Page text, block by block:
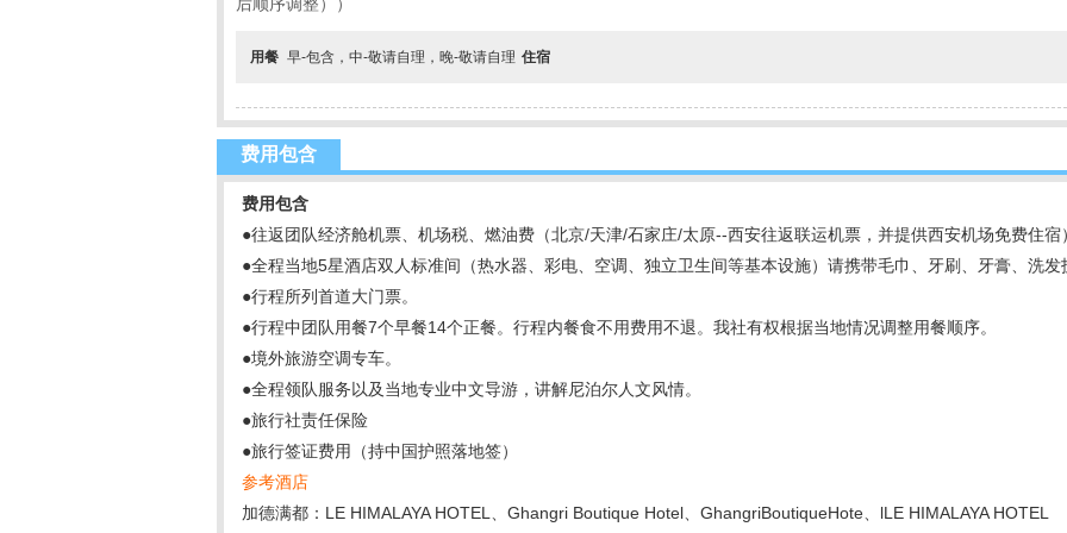
用餐 早-包含，中-敬请自理，晚-敬请自理 住宿
费用包含
费用包含
●往返团队经济舱机票、机场税、燃油费（北京/天津/石家庄/太原--西安往返联运机票，并提供西安机场免费住宿）
●全程当地5星酒店双人标准间（热水器、彩电、空调、独立卫生间等基本设施）请携带毛巾、牙刷、牙膏、洗发
●行程所列首道大门票。
●行程中团队用餐7个早餐14个正餐。行程内餐食不用费用不退。我社有权根据当地情况调整用餐顺序。
●境外旅游空调专车。
●全程领队服务以及当地专业中文导游，讲解尼泊尔人文风情。
●旅行社责任保险
●旅行签证费用（持中国护照落地签）
参考酒店
加德满都：LE HIMALAYA HOTEL、Ghangri Boutique Hotel、GhangriBoutiqueHote、lLE HIMALAYA HOTEL